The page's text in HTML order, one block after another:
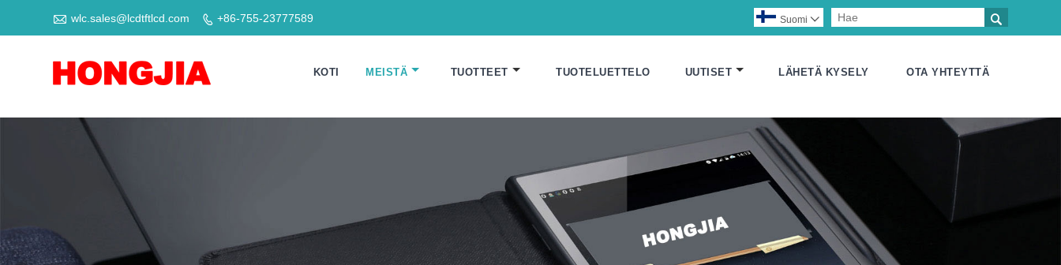
 wlc.sales@lcdtftlcd.com  +86-755-23777589 
Suomi 
KOTI MEISTÄ TUOTTEET TUOTELUETTELO UUTISET LÄHETÄ KYSELY OTA YHTEYTTÄ